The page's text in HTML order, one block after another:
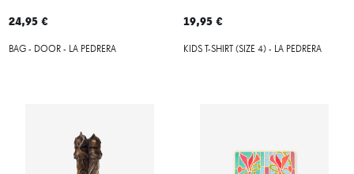
24,95 €
BAG - DOOR - LA PEDRERA
19,95 €
KIDS T-SHIRT (SIZE 4) - LA PEDRERA